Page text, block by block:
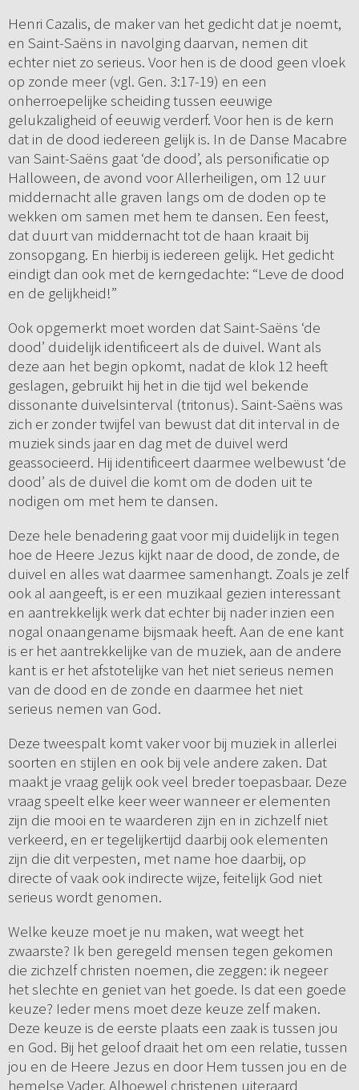
Henri Cazalis, de maker van het gedicht dat je noemt,
en Saint-Saëns in navolging daarvan, nemen dit
echter niet zo serieus. Voor hen is de dood geen vloek
op zonde meer (vgl. Gen. 3:17-19) en een
onherroepelijke scheiding tussen eeuwige
gelukzaligheid of eeuwig verderf. Voor hen is de kern
dat in de dood iedereen gelijk is. In de Danse Macabre
van Saint-Saëns gaat ‘de dood’, als personificatie op
Halloween, de avond voor Allerheiligen, om 12 uur
middernacht alle graven langs om de doden op te
wekken om samen met hem te dansen. Een feest,
dat duurt van middernacht tot de haan kraait bij
zonsopgang. En hierbij is iedereen gelijk. Het gedicht
eindigt dan ook met de kerngedachte: “Leve de dood
en de gelijkheid!”
Ook opgemerkt moet worden dat Saint-Saëns ‘de
dood’ duidelijk identificeert als de duivel. Want als
deze aan het begin opkomt, nadat de klok 12 heeft
geslagen, gebruikt hij het in die tijd wel bekende
dissonante duivelsinterval (tritonus). Saint-Saëns was
zich er zonder twijfel van bewust dat dit interval in de
muziek sinds jaar en dag met de duivel werd
geassocieerd. Hij identificeert daarmee welbewust ‘de
dood’ als de duivel die komt om de doden uit te
nodigen om met hem te dansen.
Deze hele benadering gaat voor mij duidelijk in tegen
hoe de Heere Jezus kijkt naar de dood, de zonde, de
duivel en alles wat daarmee samenhangt. Zoals je zelf
ook al aangeeft, is er een muzikaal gezien interessant
en aantrekkelijk werk dat echter bij nader inzien een
nogal onaangename bijsmaak heeft. Aan de ene kant
is er het aantrekkelijke van de muziek, aan de andere
kant is er het afstotelijke van het niet serieus nemen
van de dood en de zonde en daarmee het niet
serieus nemen van God.
Deze tweespalt komt vaker voor bij muziek in allerlei
soorten en stijlen en ook bij vele andere zaken. Dat
maakt je vraag gelijk ook veel breder toepasbaar. Deze
vraag speelt elke keer weer wanneer er elementen
zijn die mooi en te waarderen zijn en in zichzelf niet
verkeerd, en er tegelijkertijd daarbij ook elementen
zijn die dit verpesten, met name hoe daarbij, op
directe of vaak ook indirecte wijze, feitelijk God niet
serieus wordt genomen.
Welke keuze moet je nu maken, wat weegt het
zwaarste? Ik ben geregeld mensen tegen gekomen
die zichzelf christen noemen, die zeggen: ik negeer
het slechte en geniet van het goede. Is dat een goede
keuze? Ieder mens moet deze keuze zelf maken.
Deze keuze is de eerste plaats een zaak is tussen jou
en God. Bij het geloof draait het om een relatie, tussen
jou en de Heere Jezus en door Hem tussen jou en de
hemelse Vader. Alhoewel christenen uiteraard